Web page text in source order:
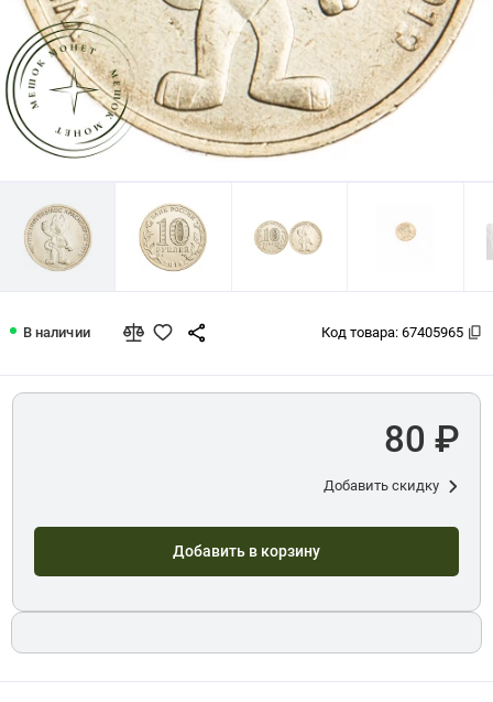
В наличии Код товара: 67405965
80 ₽
Добавить скидку
Добавить в корзину